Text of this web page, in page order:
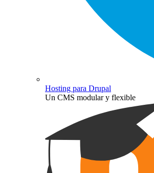
Hosting para Drupal
Un CMS modular y flexible